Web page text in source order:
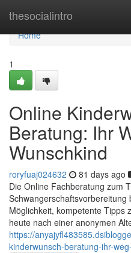
thesocialintro
Home
Home
1
Online
Beratung: Ihr
Wunschkind
roryfuaj024632 81 days ago
Die Online Fachberatung zum
Möglichkeit, kompetente Tipps
heute nach einer anonymen
https://
kinderwunsch-beratung-ihr-